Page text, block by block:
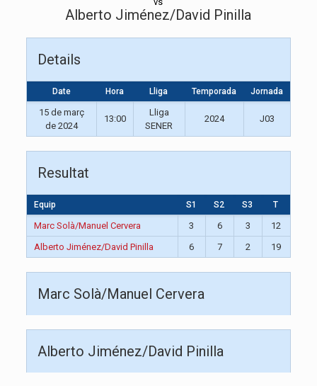
Alberto Jiménez/David Pinilla
Details
Date Hora Lliga Temporada Jornada
15 de març
de 2024
13:00
Lliga
SENER
2024 J03
Resultat
Equip S1 S2 S3 T
Marc Solà/Manuel Cervera 3 6 3
12
Alberto Jiménez/David Pinilla
6 7 2 19
Marc Solà/Manuel Cervera
Alberto Jiménez/David Pinilla